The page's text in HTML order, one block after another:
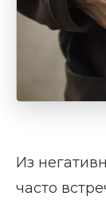
Из
часто